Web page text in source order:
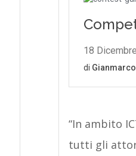
“In ambito
tutti gli